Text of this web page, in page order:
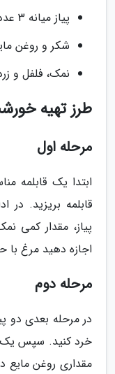
پیاز میانه 3 عدد
شکر و روغن
نمک، فلفل و
طرز تهیه
مرحله اول
قابلمه بریزید.
پیاز، مقدار کمی
اجازه دهید مرغ با
مرحله دوم
در مرحله بعدی دو
خرد کنید. سپس یک
مقداری روغن مایع